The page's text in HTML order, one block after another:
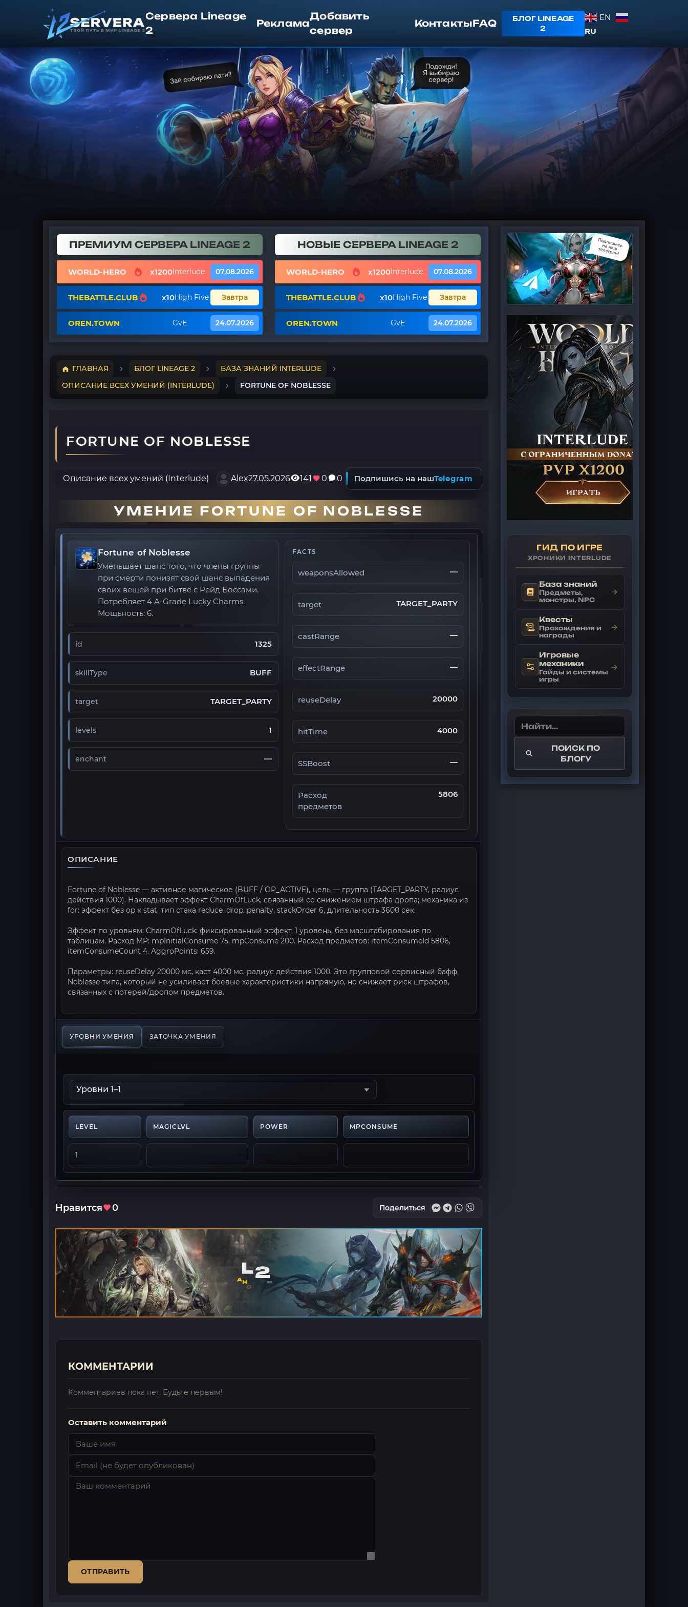
Сервера Lineage
2
Реклама
Добавить
сервер
КонтактыFAQ
БЛОГ LINEAGE
2
EN
RU
ПРЕМИУМ СЕРВЕРА LINEAGE 2
WORLD-HERO x1200Interlude 07.08.2026
THEBATTLE.CLUB x10High Five Завтра
OREN.TOWN GvE 24.07.2026
НОВЫЕ СЕРВЕРА LINEAGE 2
WORLD-HERO x1200Interlude 07.08.2026
THEBATTLE.CLUB x10High Five Завтра
OREN.TOWN GvE 24.07.2026
ГЛАВНАЯ БЛОГ LINEAGE 2
БАЗА ЗНАНИЙ INTERLUDE
ОПИСАНИЕ ВСЕХ УМЕНИЙ (INTERLUDE)
FORTUNE OF NOBLESSE
FORTUNE OF NOBLESSE
Описание всех умений (Interlude) Alex27.05.2026 141 0 0 Подпишись на нашTelegram
УМЕНИЕ FORTUNE OF NOBLESSE
Fortune of Noblesse
Уменьшает шанс того, что члены группы
при смерти понизят свой шанс выпадения
своих вещей при битве с Рейд Боссами.
Потребляет 4 A-Grade Lucky Charms.
Мощьность: 6.
id 1325
skillType BUFF
target TARGET_PARTY
levels 1
enchant —
FACTS
weaponsAllowed —
target TARGET_PARTY
castRange —
effectRange —
reuseDelay 20000
hitTime 4000
SSBoost —
Расход
предметов
5806
ОПИСАНИЕ
Fortune of Noblesse — активное магическое (BUFF / OP_ACTIVE), цель — группа (TARGET_PARTY, радиус
действия 1000). Накладывает эффект CharmOfLuck, связанный со снижением штрафа дропа; механика из
for: эффект без op к stat, тип стака reduce_drop_penalty, stackOrder 6, длительность 3600 сек.
Эффект по уровням: CharmOfLuck: фиксированный эффект, 1 уровень, без масштабирования по
таблицам. Расход MP: mpInitialConsume 75, mpConsume 200. Расход предметов: itemConsumeId 5806,
itemConsumeCount 4. AggroPoints: 659.
Параметры: reuseDelay 20000 мс, каст 4000 мс, радиус действия 1000. Это групповой сервисный бафф
Noblesse-типа, который не усиливает боевые характеристики напрямую, но снижает риск штрафов,
связанных с потерей/дропом предметов.
УРОВНИ УМЕНИЯ ЗАТОЧКА УМЕНИЯ
LEVEL MAGICLVL POWER MPCONSUME
1
Нравится 0 Поделиться
КОММЕНТАРИИ
Комментариев пока нет. Будьте первым!
Оставить комментарий
ОТПРАВИТЬ
ГИД ПО ИГРЕ
ХРОНИКИ INTERLUDE
База знаний
Предметы,
монстры, NPC
→
Квесты
Прохождения и
награды
→
Игровые
механики
Гайды и системы
игры
→
ПОИСК ПО
БЛОГУ